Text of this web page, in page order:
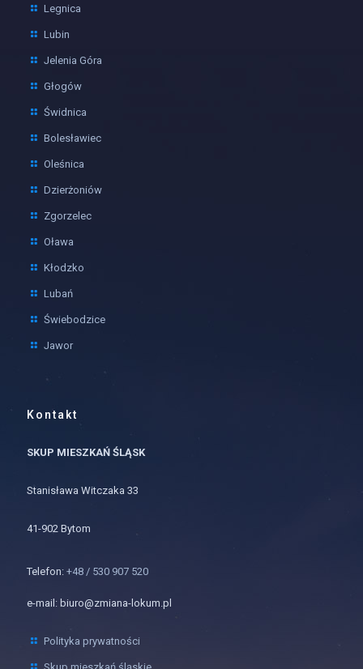
Legnica
Lubin
Jelenia Góra
Głogów
Świdnica
Bolesławiec
Oleśnica
Dzierżoniów
Zgorzelec
Oława
Kłodzko
Lubań
Świebodzice
Jawor
Kontakt
SKUP MIESZKAŃ ŚLĄSK
Stanisława Witczaka 33
41-902 Bytom
Telefon: +48 / 530 907 520
e-mail: biuro@zmiana-lokum.pl
Polityka prywatności